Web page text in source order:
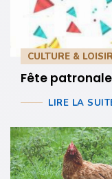
CULTURE &
Fête
LIRE LA